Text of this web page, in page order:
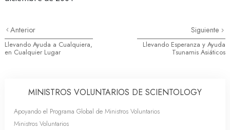
Anterior
Llevando Ayuda a Cualquiera,
en Cualquier Lugar
Siguiente
Llevando Esperanza y Ayuda
Tsunamis Asiáticos
MINISTROS VOLUNTARIOS DE SCIENTOLOGY
Apoyando el Programa Global de Ministros Voluntarios
Ministros Voluntarios